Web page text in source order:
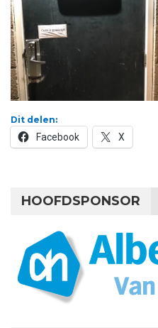
Dit delen:
Facebook X
HOOFDSPONSOR